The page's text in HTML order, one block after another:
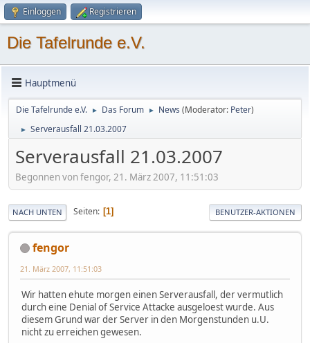
Einloggen Registrieren
Die Tafelrunde e.V.
Hauptmenü
Die Tafelrunde e.V. ► Das Forum ► News (Moderator: Peter)
► Serverausfall 21.03.2007
Serverausfall 21.03.2007
Begonnen von fengor, 21. März 2007, 11:51:03
NACH UNTEN Seiten 1 BENUTZER-AKTIONEN
fengor
21. März 2007, 11:51:03
Wir hatten ehute morgen einen Serverausfall, der vermutlich
durch eine Denial of Service Attacke ausgeloest wurde. Aus
diesem Grund war der Server in den Morgenstunden u.U.
nicht zu erreichen gewesen.